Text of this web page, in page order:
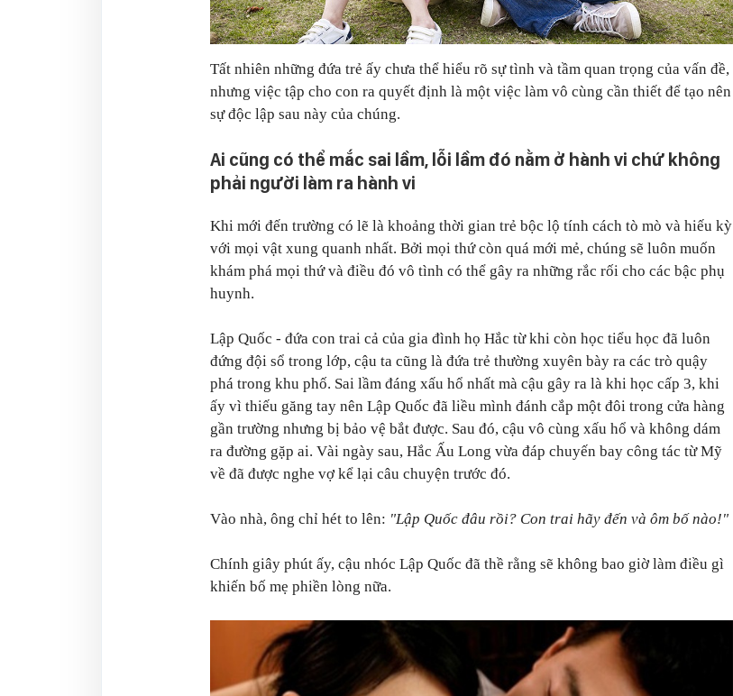
Tất nhiên những đứa trẻ ấy chưa thể hiểu rõ sự tình và tầm quan trọng của vấn đề,
nhưng việc tập cho con ra quyết định là một việc làm vô cùng cần thiết để tạo nên
sự độc lập sau này của chúng.
Ai cũng có thể mắc sai lầm, lỗi lầm đó nằm ở hành vi chứ không
phải người làm ra hành vi
Khi mới đến trường có lẽ là khoảng thời gian trẻ bộc lộ tính cách tò mò và hiếu kỳ
với mọi vật xung quanh nhất. Bởi mọi thứ còn quá mới mẻ, chúng sẽ luôn muốn
khám phá mọi thứ và điều đó vô tình có thể gây ra những rắc rối cho các bậc phụ
huynh.
Lập Quốc - đứa con trai cả của gia đình họ Hắc từ khi còn học tiểu học đã luôn
đứng đội sổ trong lớp, cậu ta cũng là đứa trẻ thường xuyên bày ra các trò quậy
phá trong khu phố. Sai lầm đáng xấu hổ nhất mà cậu gây ra là khi học cấp 3, khi
ấy vì thiếu găng tay nên Lập Quốc đã liều mình đánh cắp một đôi trong cửa hàng
gần trường nhưng bị bảo vệ bắt được. Sau đó, cậu vô cùng xấu hổ và không dám
ra đường gặp ai. Vài ngày sau, Hắc Ấu Long vừa đáp chuyến bay công tác từ Mỹ
về đã được nghe vợ kể lại câu chuyện trước đó.
Vào nhà, ông chỉ hét to lên: "Lập Quốc đâu rồi? Con trai hãy đến và ôm bố nào!"
Chính giây phút ấy, cậu nhóc Lập Quốc đã thề rằng sẽ không bao giờ làm điều gì
khiến bố mẹ phiền lòng nữa.